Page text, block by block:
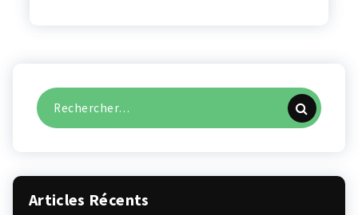
Recherche
pour :
Articles Récents